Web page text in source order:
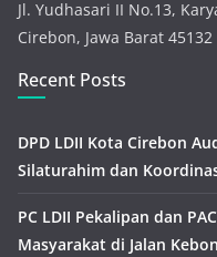
Jl. Yudhasari II No.13,
Cirebon, Jawa Barat 45132
Recent Posts
DPD LDII Kota Cirebon
Silaturahim dan
PC LDII Pekalipan dan
Masyarakat di Jalan